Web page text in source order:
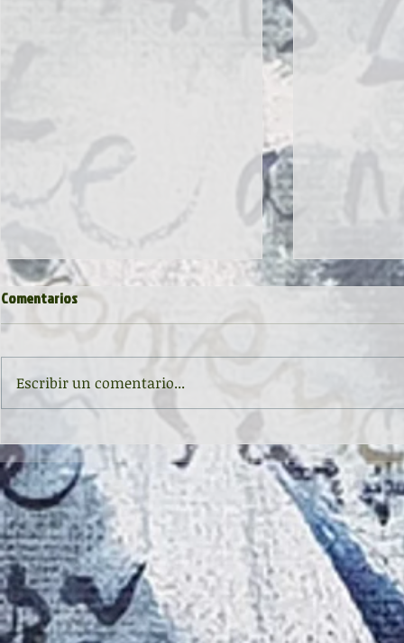
Inauguración de la exposición
'Raigambre', de Agustín García y
Aurelio González Ovies
RELATO Y
GONZÁLEZ
Comentarios
Escribir un comentario...